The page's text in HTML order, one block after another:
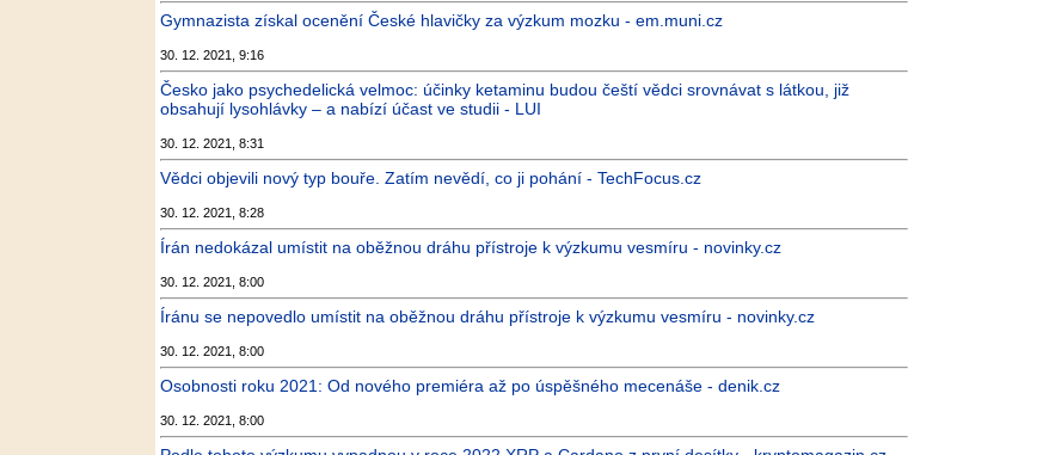
Gymnazista získal ocenění České hlavičky za výzkum mozku - em.muni.cz
30. 12. 2021, 9:16
Česko jako psychedelická velmoc: účinky ketaminu budou čeští vědci srovnávat s látkou, již
obsahují lysohlávky – a nabízí účast ve studii - LUI
30. 12. 2021, 8:31
Vědci objevili nový typ bouře. Zatím nevědí, co ji pohání - TechFocus.cz
30. 12. 2021, 8:28
Írán nedokázal umístit na oběžnou dráhu přístroje k výzkumu vesmíru - novinky.cz
30. 12. 2021, 8:00
Íránu se nepovedlo umístit na oběžnou dráhu přístroje k výzkumu vesmíru - novinky.cz
30. 12. 2021, 8:00
Osobnosti roku 2021: Od nového premiéra až po úspěšného mecenáše - denik.cz
30. 12. 2021, 8:00